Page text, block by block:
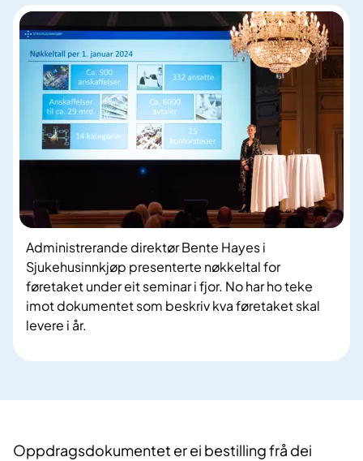
Administrerande direktør Bente Hayes i
Sjukehusinnkjøp presenterte nøkkeltal for
føretaket under eit seminar i fjor. No har ho teke
imot dokumentet som beskriv kva føretaket skal
levere i år.
Oppdragsdokumentet er ei bestilling frå dei